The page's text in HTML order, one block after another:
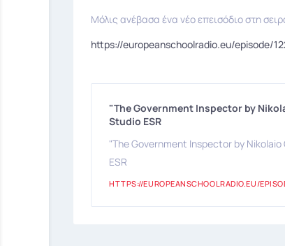
Μόλις ανέβασα ένα νέο επεισόδιο στη
https://europeanschoolradio.eu/episode/
"The Government Inspector by
Studio ESR
"The Government Inspector by
ESR
HTTPS://EUROPEANSCHOOLRADIO.EU/